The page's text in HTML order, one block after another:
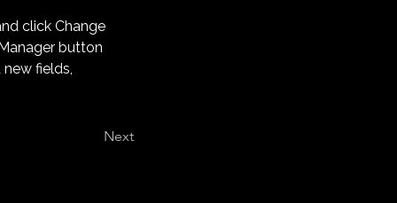
click Change
button
fields,
Next